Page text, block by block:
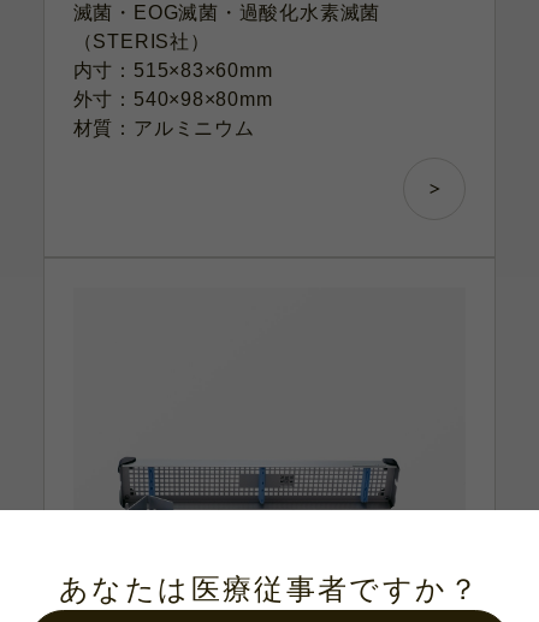
あなたは医療従事者ですか？
滅菌・EOG滅菌・過酸化水素滅菌
（STERIS社）
内寸：515×83×60mm
外寸：540×98×80mm
材質：アルミニウム